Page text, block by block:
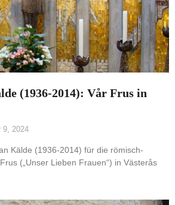
(1936-2014): Vår Frus in
9, 2024
Kälde (1936-2014) für die römisch-
(„Unser Lieben Frauen“) in Västerås